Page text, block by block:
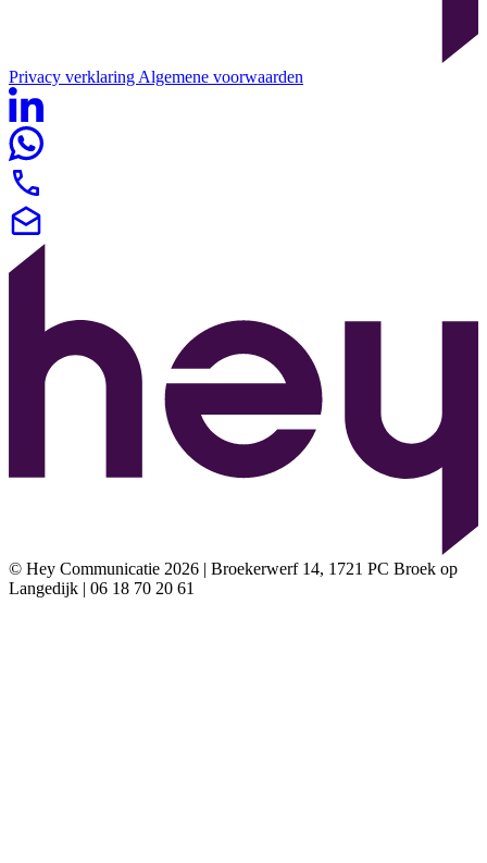
Privacy verklaring Algemene voorwaarden
© Hey Communicatie 2026 | Broekerwerf 14, 1721 PC Broek op
Langedijk | 06 18 70 20 61